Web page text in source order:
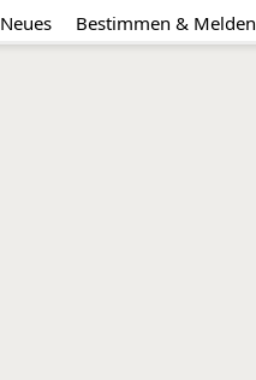
Neues Bestimmen & Melden